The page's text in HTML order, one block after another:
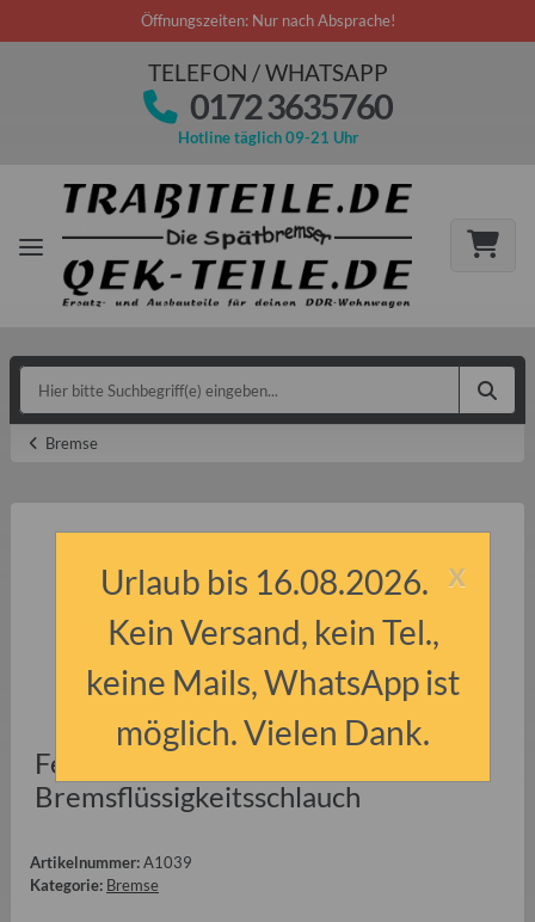
Öffnungszeiten: Nur nach Absprache!
TELEFON / WHATSAPP
0172 3635760
Hotline täglich 09-21 Uhr
Bremse
Federklemmschelle für
Bremsflüssigkeitsschlauch
Artikelnummer:A1039
Kategorie: Bremse
x
Urlaub bis 16.08.2026.
Kein Versand, kein Tel.,
keine Mails, WhatsApp ist
möglich. Vielen Dank.